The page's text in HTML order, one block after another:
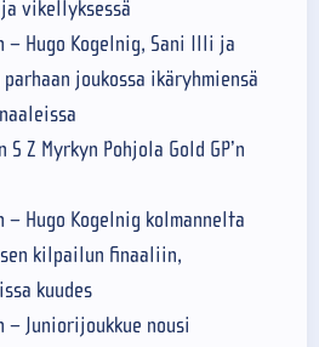
vikellyksessä
– Hugo Kogelnig, Sani Illi ja
joukossa ikäryhmiensä
Z Myrkyn Pohjola Gold GP’n
– Hugo Kogelnig kolmannelta
kilpailun finaaliin,
kuudes
– Juniorijoukkue nousi